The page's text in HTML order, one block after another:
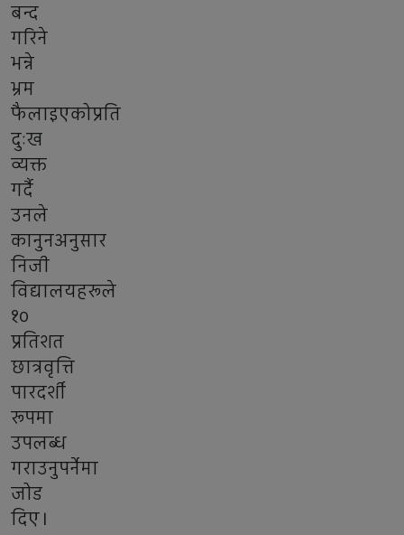
बन्द
गरिने
भन्ने
भ्रम
फैलाइएकोप्रति
दुःख
व्यक्त
गर्दै
उनले
कानुनअनुसार
निजी
विद्यालयहरूले
१०
प्रतिशत
छात्रवृत्ति
पारदर्शी
रूपमा
उपलब्ध
गराउनुपर्नेमा
जोड
दिए।